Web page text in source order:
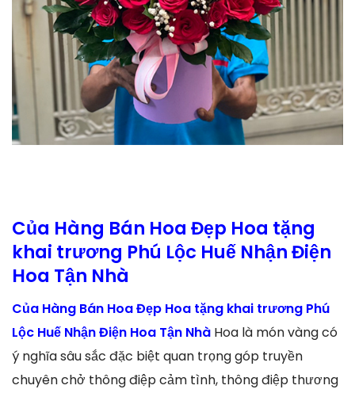
Của Hàng Bán Hoa Đẹp Hoa tặng
khai trương Phú Lộc Huế Nhận Điện
Hoa Tận Nhà
Của Hàng Bán Hoa Đẹp Hoa tặng khai trương Phú
Lộc Huế Nhận Điện Hoa Tận Nhà Hoa là món vàng có
ý nghĩa sâu sắc đặc biệt quan trọng góp truyền
chuyên chở thông điệp cảm tình, thông điệp thương